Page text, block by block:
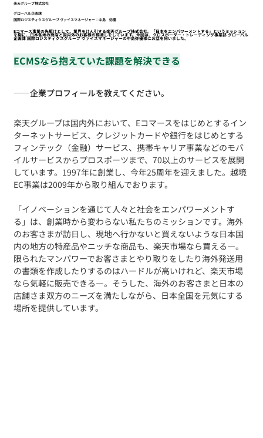
楽天グループ株式会社
グローバル企画課
国際ロジスティクスグループ ヴァイスマネージャー：中島 弥優
Eコマース事業の先駆けとして、業界をけん引する楽天グループ株式会社。「日本をエンパワーメントする」というミッション
を胸に、日本各地の商店と国内外のお客様の橋渡しをしています。今回は、クロスボーダー・トレーディング事業部 グローバル
企画課 国際ロジスティクスグループ ヴァイスマネージャーの中島弥優様にお話を伺いました。
ECMSなら抱えていた課題を解決できる
——企業プロフィールを教えてください。
楽天グループは国内外において、Eコマースをはじめとするイン
ターネットサービス、クレジットカードや銀行をはじめとする
フィンテック（金融）サービス、携帯キャリア事業などのモバ
イルサービスからプロスポーツまで、70以上のサービスを展開
しています。1997年に創業し、今年25周年を迎えました。越境
EC事業は2009年から取り組んでおります。
「イノベーションを通じて人々と社会をエンパワーメントす
る」は、創業時から変わらない私たちのミッションです。海外
のお客さまが訪日し、現地へ行かないと買えないような日本国
内の地方の特産品やニッチな商品も、楽天市場なら買える―。
限られたマンパワーでお客さまとやり取りをしたり海外発送用
の書類を作成したりするのはハードルが高いけれど、楽天市場
なら気軽に販売できる―。そうした、海外のお客さまと日本の
店舗さま双方のニーズを満たしながら、日本全国を元気にする
場所を提供しています。